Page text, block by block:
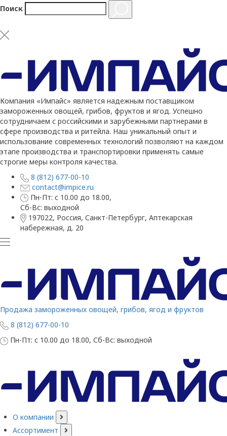
Поиск
Компания «Импайс» является надежным поставщиком
замороженных овощей, грибов, фруктов и ягод. Успешно
сотрудничаем с российскими и зарубежными партнерами в
сфере производства и ритейла. Наш уникальный опыт и
использование современных технологий позволяют на каждом
этапе производства и транспортировки применять самые
строгие меры контроля качества.
8 (812) 677-00-10
contact@impice.ru
Пн-Пт: с 10.00 до 18.00,
Сб-Вс: выходной
197022, Россия, Санкт-Петербург, Аптекарская
набережная, д. 20
Продажа замороженных овощей, грибов, ягод и фруктов
8 (812) 677-00-10
Пн-Пт: с 10.00 до 18.00, Сб-Вс: выходной
О компании
Ассортимент